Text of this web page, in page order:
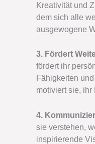
Kreativität und
dem sich alle
ausgewogene
3. Fördert
fördert ihr
Fähigkeiten
motiviert sie, ihr
4.
sie verstehen,
inspirierende